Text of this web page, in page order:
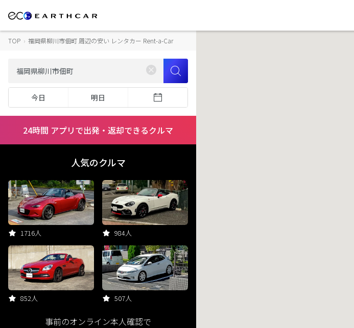
TOP › 福岡県柳川市佃町 周辺の安い レンタカー Rent-a-Car
今日 明日
24時間 アプリで出発・返却できるクルマ
人気のクルマ
1716人 984人
852人 507人
事前のオンライン本人確認で